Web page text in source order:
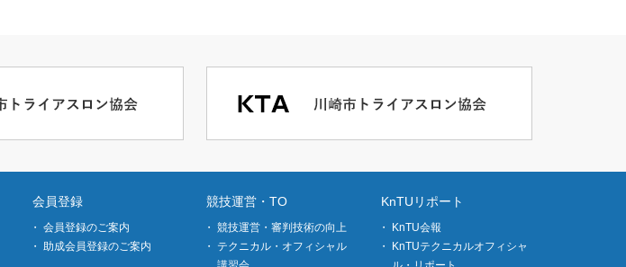
会員登録
会員登録のご案内
助成会員登録のご案内
競技運営・TO
競技運営・審判技術の向上
テクニカル・オフィシャル
KnTUリポート
KnTU会報
KnTUテクニカルオフィシャ